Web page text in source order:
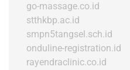
go-massage.co.id
stthkbp.ac.id
smpn5tangsel.sch.id
onduline-registration.id
rayendraclinic.co.id